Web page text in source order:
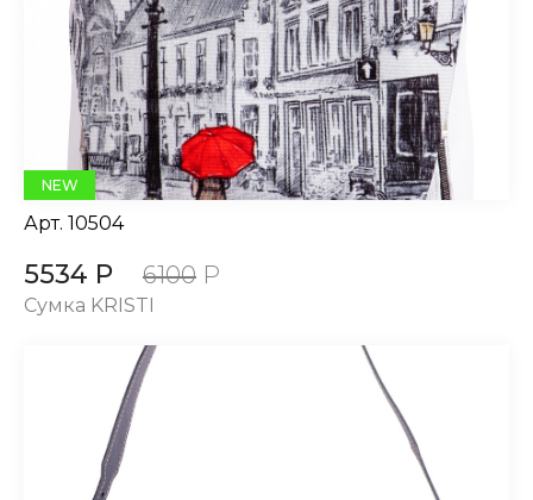
NEW
Арт. 10504
5534 Р 6100 Р
Сумка KRISTI